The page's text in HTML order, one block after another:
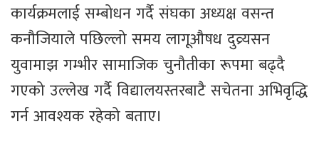
कार्यक्रमलाई सम्बोधन गर्दै संघका अध्यक्ष वसन्त
कनौजियाले पछिल्लो समय लागूऔषध दुव्र्यसन
युवामाझ गम्भीर सामाजिक चुनौतीका रूपमा बढ्दै
गएको उल्लेख गर्दै विद्यालयस्तरबाटै सचेतना अभिवृद्धि
गर्न आवश्यक रहेको बताए।